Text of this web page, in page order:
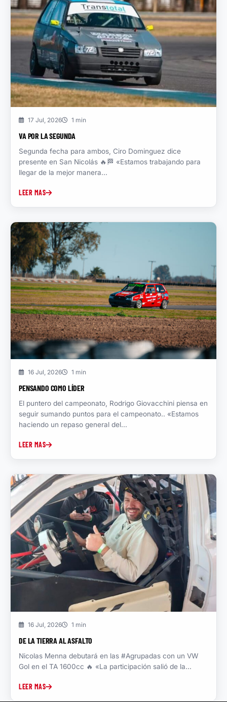
17 Jul, 2026 1 min
VA POR LA SEGUNDA
Segunda fecha para ambos, Ciro Dominguez dice
presente en San Nicolás 🔥🏁 «Estamos trabajando para
llegar de la mejor manera...
LEER MAS
16 Jul, 2026 1 min
PENSANDO COMO LÍDER
El puntero del campeonato, Rodrigo Giovacchini piensa en
seguir sumando puntos para el campeonato.. «Estamos
haciendo un repaso general del...
LEER MAS
16 Jul, 2026 1 min
DE LA TIERRA AL ASFALTO
Nicolas Menna debutará en las #Agrupadas con un VW
Gol en el TA 1600cc 🔥 «La participación salió de la...
LEER MAS